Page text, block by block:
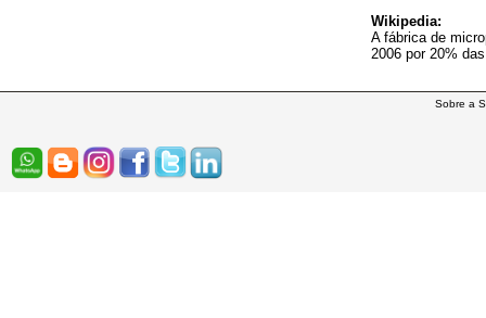
Wikipedia:
A fábrica de
2006 por 20%
Sobre a